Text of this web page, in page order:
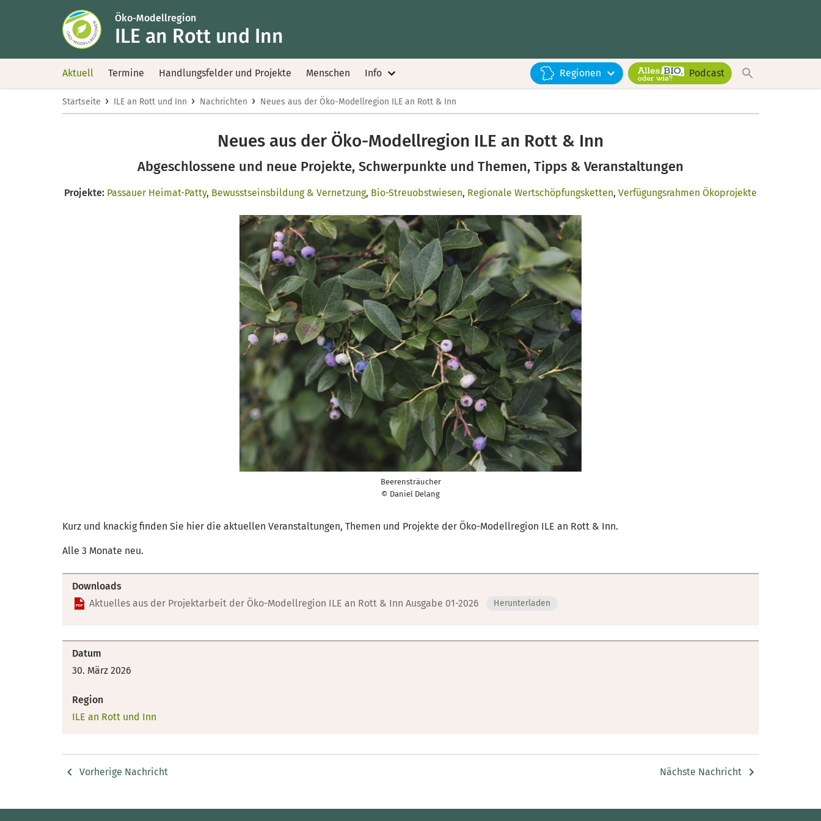
Öko-Modellregion
ILE an Rott und Inn
Aktuell Termine Handlungsfelder und Projekte Menschen Info Regionen Podcast
Startseite › ILE an Rott und Inn › Nachrichten › Neues aus der Öko-Modellregion ILE an Rott & Inn
Neues aus der Öko-Modellregion ILE an Rott & Inn
Abgeschlossene und neue Projekte, Schwerpunkte und Themen, Tipps & Veranstaltungen
Projekte: Passauer Heimat-Patty, Bewusstseinsbildung & Vernetzung, Bio-Streuobstwiesen, Regionale Wertschöpfungsketten, Verfügungsrahmen Ökoprojekte
Beerensträucher
© Daniel Delang
Kurz und knackig finden Sie hier die aktuellen Veranstaltungen, Themen und Projekte der Öko-Modellregion ILE an Rott & Inn.
Alle 3 Monate neu.
Downloads
Aktuelles aus der Projektarbeit der Öko-Modellregion ILE an Rott & Inn Ausgabe 01-2026
Herunterladen
Datum
30. März 2026
Region
ILE an Rott und Inn
Vorherige Nachricht Nächste Nachricht